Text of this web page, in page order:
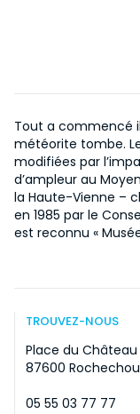
Tout a commencé
météorite tombe.
modifiées par
d’ampleur au
la Haute-Vienne –
en 1985 par le
est reconnu «
TROUVEZ-NOUS
Place du Château
87600
05 55 03 77 77